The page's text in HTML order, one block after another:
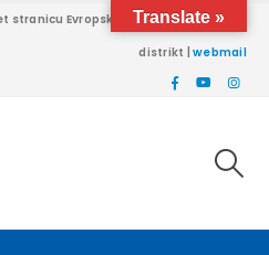
stranicu Evropskog univerziteta Brčko
distrikt |webmail
Translate »